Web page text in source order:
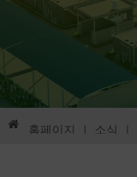
홈페이지 | 소식 |